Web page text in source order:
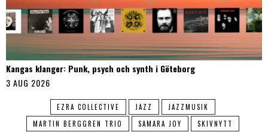
Kangas klanger: Punk, psych och synth i Göteborg
3 AUG 2026
EZRA COLLECTIVE JAZZ
JAZZMUSIK
MARTIN BERGGREN TRIO
SAMARA JOY SKIVNYTT